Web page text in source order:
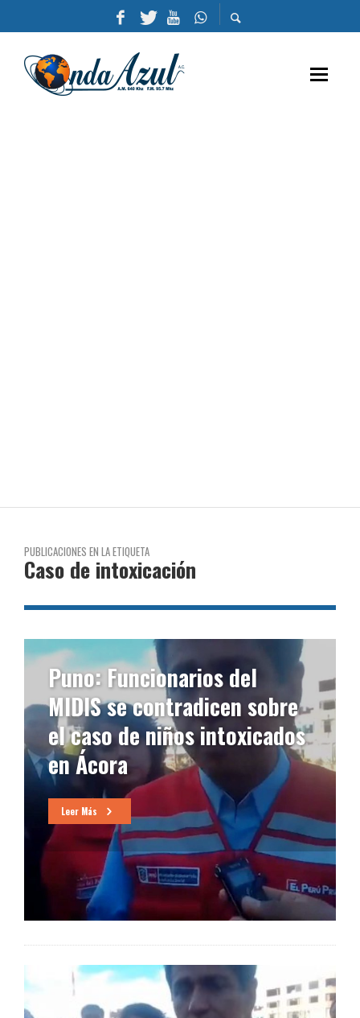
PUBLICACIONES EN LA ETIQUETA
Caso de intoxicación
Puno: Funcionarios del
MIDIS se contradicen sobre
el caso de niños intoxicados
en Ácora
Leer Más